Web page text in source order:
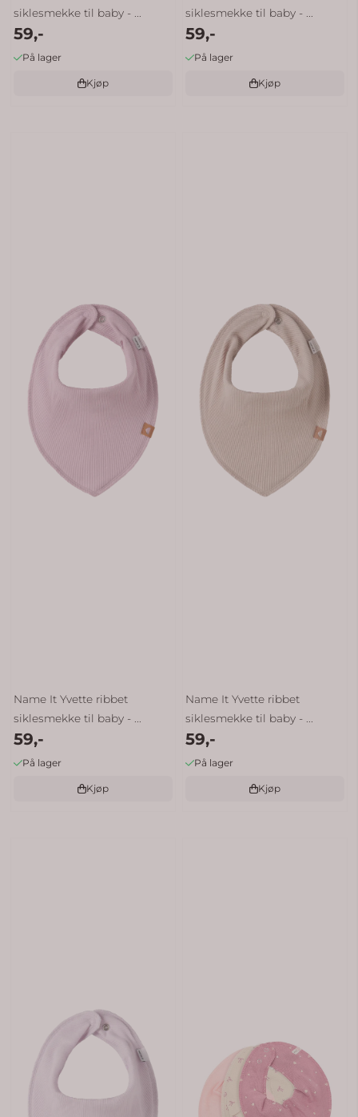
siklesmekke til baby - ...
59,-
På lager
Kjøp
siklesmekke til baby - ...
59,-
På lager
Kjøp
Name It Yvette ribbet
siklesmekke til baby - ...
59,-
På lager
Kjøp
Name It Yvette ribbet
siklesmekke til baby - ...
59,-
På lager
Kjøp